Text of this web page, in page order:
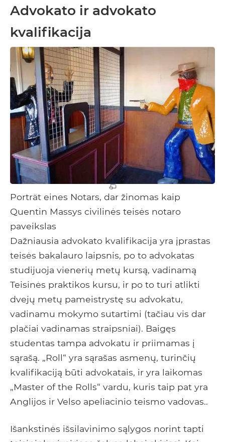
Advokato ir advokato
kvalifikacija
Porträt eines Notars, dar žinomas kaip
Quentin Massys civilinės teisės notaro
paveikslas
Dažniausia advokato kvalifikacija yra įprastas
teisės bakalauro laipsnis, po to advokatas
studijuoja vienerių metų kursą, vadinamą
Teisinės praktikos kursu, ir po to turi atlikti
dvejų metų pameistrystę su advokatu,
vadinamu mokymo sutartimi (tačiau vis dar
plačiai vadinamas straipsniai). Baigęs
studentas tampa advokatu ir priimamas į
sąrašą. „Roll“ yra sąrašas asmenų, turinčių
kvalifikaciją būti advokatais, ir yra laikomas
„Master of the Rolls“ vardu, kuris taip pat yra
Anglijos ir Velso apeliacinio teismo vadovas..
Išankstinės išsilavinimo sąlygos norint tapti